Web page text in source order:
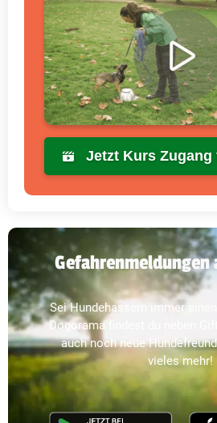
Jetzt Kurs
Gefahrenmeldungen
Sei Hundehassern immer
Dogorama findest du neben
auch noch neue
vieles mehr!